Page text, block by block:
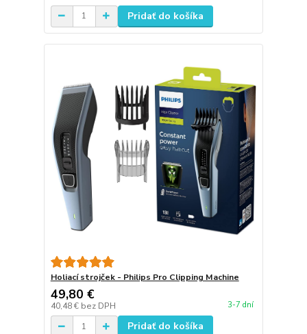
Pridať do košíka
Holiací strojček - Philips Pro Clipping Machine
49,80 €
40,48 € bez DPH 3-7 dní
Pridať do košíka